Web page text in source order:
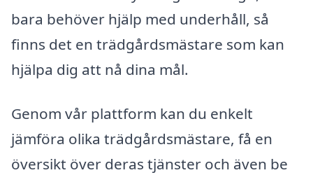
bara behöver hjälp med underhåll, så
finns det en trädgårdsmästare som kan
hjälpa dig att nå dina mål.
Genom vår plattform kan du enkelt
jämföra olika trädgårdsmästare, få en
översikt över deras tjänster och även be